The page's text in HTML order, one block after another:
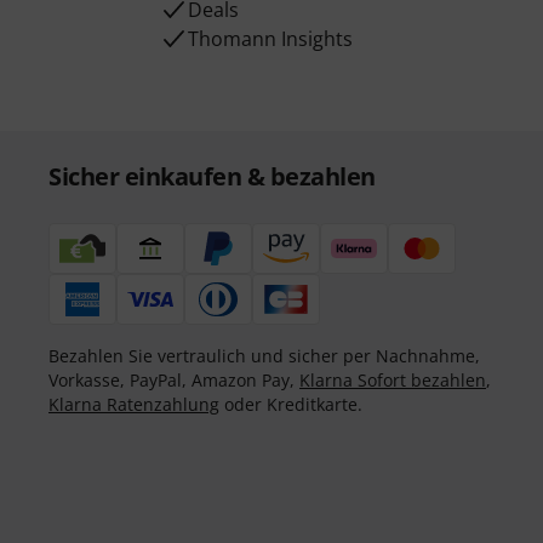
Deals
Thomann Insights
Sicher einkaufen & bezahlen
Bezahlen Sie vertraulich und sicher per Nachnahme,
Vorkasse, PayPal, Amazon Pay, Klarna Sofort bezahlen,
Klarna Ratenzahlung oder Kreditkarte.